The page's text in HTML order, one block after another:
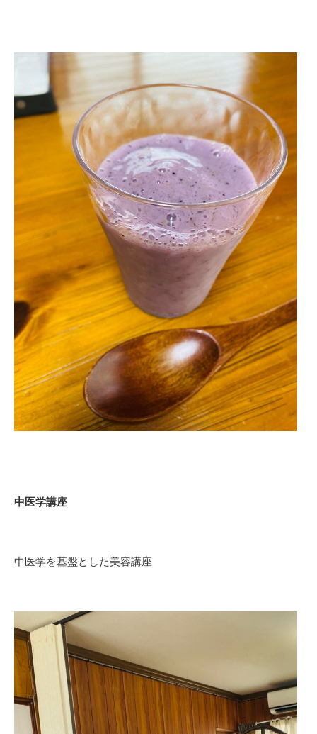
中医学講座
中医学を基盤とした美容講座